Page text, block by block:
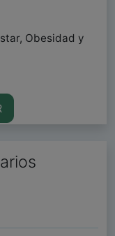
Obesidad y